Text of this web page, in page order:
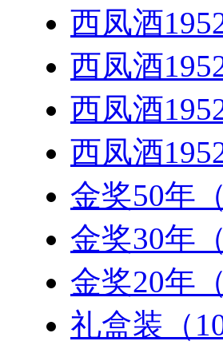
西凤酒
西凤酒
西凤酒
西凤酒
金奖50年
金奖30年
金奖20年
礼盒装（